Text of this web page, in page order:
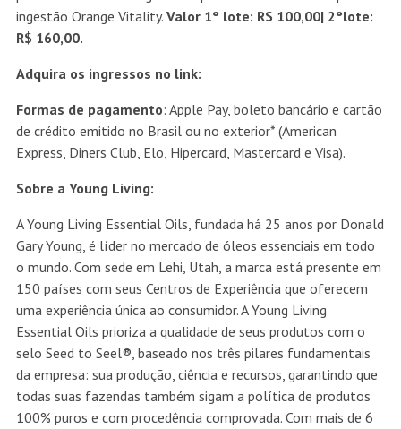
ingestão Orange Vitality. Valor 1° lote: R$ 100,00| 2°lote:
R$ 160,00.
Adquira os ingressos no link:
Formas de pagamento: Apple Pay, boleto bancário e cartão
de crédito emitido no Brasil ou no exterior* (American
Express, Diners Club, Elo, Hipercard, Mastercard e Visa).
Sobre a Young Living:
A Young Living Essential Oils, fundada há 25 anos por Donald
Gary Young, é líder no mercado de óleos essenciais em todo
o mundo. Com sede em Lehi, Utah, a marca está presente em
150 países com seus Centros de Experiência que oferecem
uma experiência única ao consumidor. A Young Living
Essential Oils prioriza a qualidade de seus produtos com o
selo Seed to Seel®, baseado nos três pilares fundamentais
da empresa: sua produção, ciência e recursos, garantindo que
todas suas fazendas também sigam a política de produtos
100% puros e com procedência comprovada. Com mais de 6